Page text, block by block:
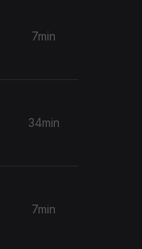
7min
34min
7min